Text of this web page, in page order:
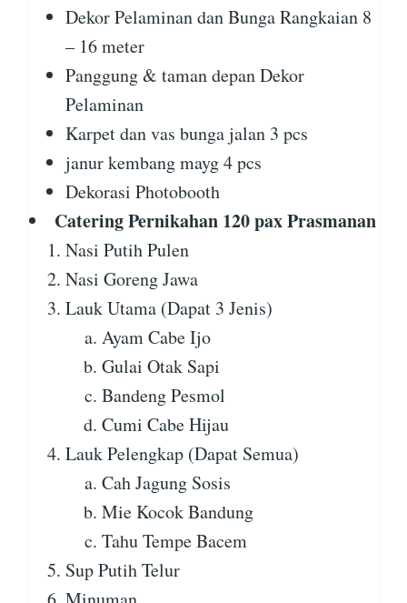
Dekor Pelaminan dan Bunga Rangkaian 8
– 16 meter
Panggung & taman depan Dekor
Pelaminan
Karpet dan vas bunga jalan 3 pcs
janur kembang mayg 4 pcs
Dekorasi Photobooth
Catering Pernikahan 120 pax Prasmanan
Nasi Putih Pulen
Nasi Goreng Jawa
Lauk Utama (Dapat 3 Jenis)
Ayam Cabe Ijo
Gulai Otak Sapi
Bandeng Pesmol
Cumi Cabe Hijau
Lauk Pelengkap (Dapat Semua)
Cah Jagung Sosis
Mie Kocok Bandung
Tahu Tempe Bacem
Sup Putih Telur